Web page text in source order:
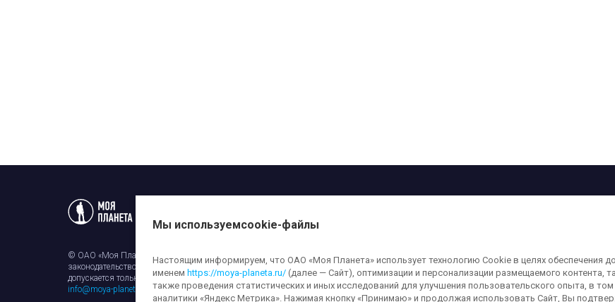
© ОАО «Моя Планета». Все права на любые материалы, опубликованные на сайте, защищены в соответствии с российским и
законодательством об авторском праве и смежных правах. Использование любых аудио-, фото- и видеоматериалов, размещенных на сайте,
допускается только с разрешения правообладателя и ссылкой на сайтmoya-planeta.ru. Адрес для направления юридически значимых
info@moya-planeta.ru
Мы используемcookie-файлы
Настоящим информируем, что ОАО «Моя Планета» использует технологию Cookie в целях обеспечения
именем https://moya-planeta.ru/ (далее — Сайт), оптимизации и персонализации размещаемого контента,
также проведения статистических и иных исследований для улучшения пользовательского опыта, в
аналитики «Яндекс Метрика». Нажимая кнопку «Принимаю» и продолжая использовать Сайт, Вы